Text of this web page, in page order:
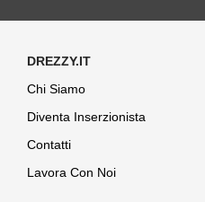
Parka
Chi Siamo
Diventa Inserzionista
Contatti
Lavora Con Noi